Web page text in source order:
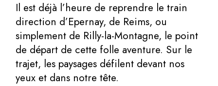
Il est déjà l’heure de reprendre le train
direction d’Epernay, de Reims, ou
simplement de Rilly-la-Montagne, le point
de départ de cette folle aventure. Sur le
trajet, les paysages défilent devant nos
yeux et dans notre tête.